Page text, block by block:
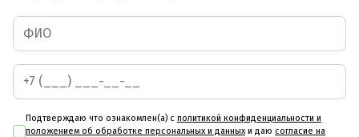
Подтверждаю что ознакомлен(а) с политикой конфиденциальности и
положением об обработке персональных и данных и даю согласие на